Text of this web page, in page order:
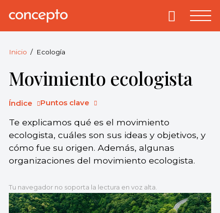
Concepto.
derechos
reservados.
Primary
Inicio Ecología
Movimiento ecologista
Índice Puntos clave
Te explicamos qué es el movimiento
ecologista, cuáles son sus ideas y objetivos, y
cómo fue su origen. Además, algunas
organizaciones del movimiento ecologista.
Tu navegador no soporta la lectura en voz alta.